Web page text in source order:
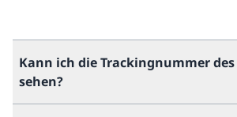
Kann ich die Trackingnummer
sehen?